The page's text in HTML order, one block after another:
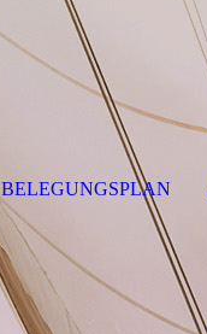
BELEGUNGSPLAN